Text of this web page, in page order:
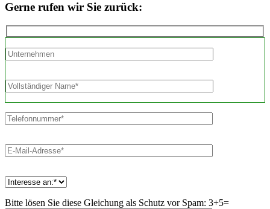
Gerne rufen wir Sie zurück:
Bitte lösen Sie diese Gleichung als Schutz vor Spam: 3+5=